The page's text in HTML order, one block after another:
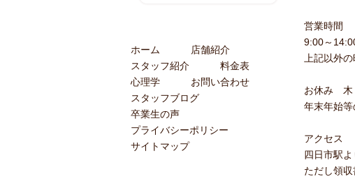
営業時間
9:00～
上記以外
お休み 木
年末年始等
アクセス
四日市駅
ただし領収
ホーム
店舗紹介
スタッフ紹介
料金表
心理学
お問い合わせ
スタッフブログ
卒業生の声
プライバシーポリシー
サイトマップ